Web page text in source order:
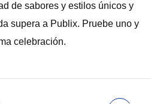
de sabores y estilos únicos y
supera a Publix. Pruebe uno y
celebración.